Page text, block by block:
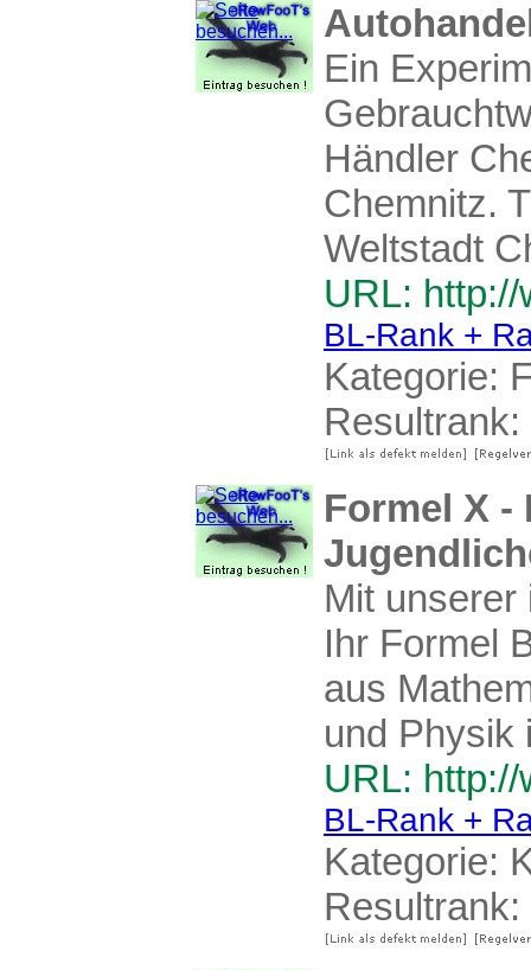
Ein
Händler
Chemnitz.
Weltstadt
URL:
BL-Rank +
Kategorie:
Resultrank:
Formel X
Mit
Ihr Formel
aus
und Physik
URL:
BL-Rank +
Kategorie:
Resultrank: